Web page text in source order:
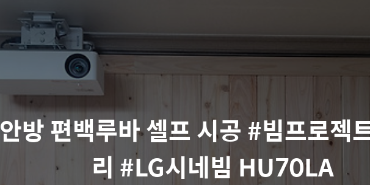
안방 편백루바 셀프 시공 #빔프로젝
리 #LG시네빔 HU70LA